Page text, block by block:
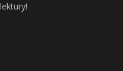
lektury!